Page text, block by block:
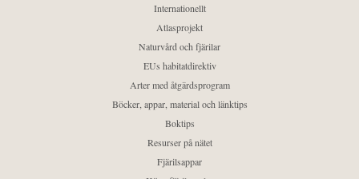
Internationellt
Atlasprojekt
Naturvård och fjärilar
EUs habitatdirektiv
Arter med åtgärdsprogram
Böcker, appar, material och länktips
Boktips
Resurser på nätet
Fjärilsappar